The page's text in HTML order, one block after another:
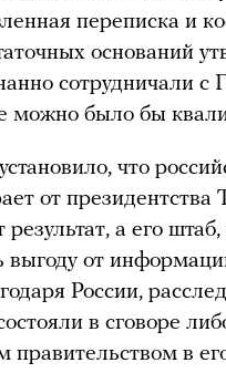
переписка и
оснований
сотрудничали с
можно было бы
что
от президентства
результат, а его
выгоду от
России,
в сговоре
правительством в